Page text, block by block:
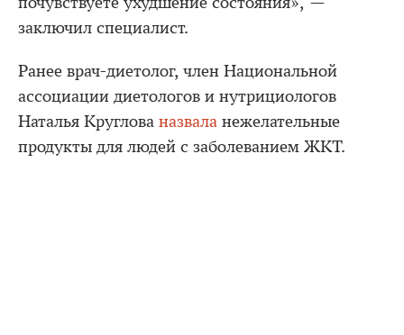
заключил специалист.
Ранее врач-диетолог, член Национальной
ассоциации диетологов и нутрициологов
Наталья Круглова назвала нежелательные
продукты для людей с заболеванием ЖКТ.